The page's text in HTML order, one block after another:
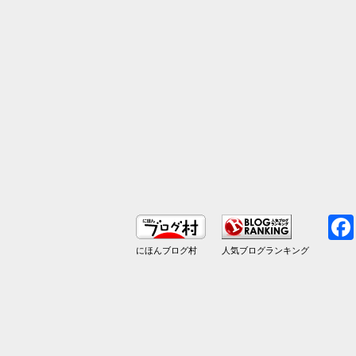
にほんブログ村 人気ブログランキング